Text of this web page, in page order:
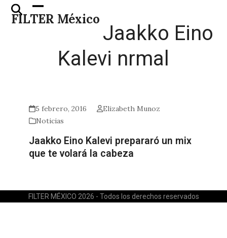
Skip
FILTER México
Open
mobile
Close
mobile
Jaakko Eino
Kalevi nrmal
5 febrero, 2016
Elizabeth Munoz
Noticias
Jaakko Eino Kalevi prepararó un mix
que te volará la cabeza
FILTER MÉXICO 2026 - Todos los derechos reservados